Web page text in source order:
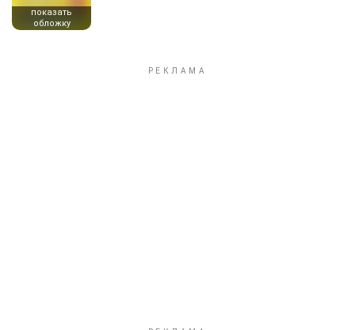
показать
обложку